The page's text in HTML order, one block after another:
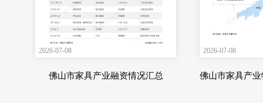
2026-07-08
佛山市家具产业融资情况汇总
2026-07-08
佛山市家具产